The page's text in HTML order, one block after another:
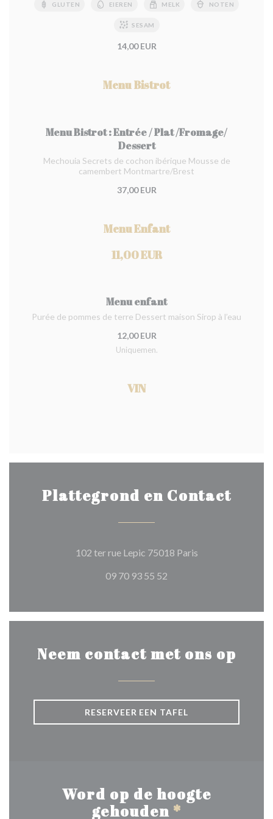
GLUTEN EIEREN MELK NOTEN
SESAM
14,00 EUR
Menu Bistrot
Menu Bistrot : Entrée / Plat /Fromage/
Dessert
Mechouia Secrets de cochon ibérique Mousse de
camembert Montmartre/Brest
37,00 EUR
Menu Enfant
11,00 EUR
Menu enfant
Purée de pommes de terre Dessert maison Sirop à l’eau
12,00 EUR
Uniquemen.
VIN
Plattegrond en Contact
102 ter rue Lepic 75018 Paris((opent in een
09 70 93 55 52
Neem contact met ons op
RESERVEER EEN TAFEL
Word op de hoogte
gehouden *